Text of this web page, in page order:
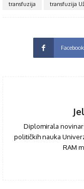
transfuzija
transfuzija
Facebook
Diplomirala
političkih nauka
RAM